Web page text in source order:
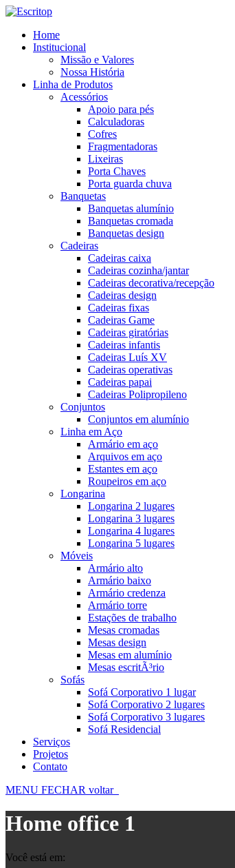
Home
Institucional
Missão e Valores
Nossa História
Linha de Produtos
Acessórios
Apoio para pés
Calculadoras
Cofres
Fragmentadoras
Lixeiras
Porta Chaves
Porta guarda chuva
Banquetas
Banquetas alumínio
Banquetas cromada
Banquetas design
Cadeiras
Cadeiras caixa
Cadeiras cozinha/jantar
Cadeiras decorativa/recepção
Cadeiras design
Cadeiras fixas
Cadeiras Game
Cadeiras giratórias
Cadeiras infantis
Cadeiras Luís XV
Cadeiras operativas
Cadeiras papai
Cadeiras Polipropileno
Conjuntos
Conjuntos em alumínio
Linha em Aço
Armário em aço
Arquivos em aço
Estantes em aço
Roupeiros em aço
Longarina
Longarina 2 lugares
Longarina 3 lugares
Longarina 4 lugares
Longarina 5 lugares
Móveis
Armário alto
Armário baixo
Armário credenza
Armário torre
Estações de trabalho
Mesas cromadas
Mesas design
Mesas em alumínio
Mesas escritÃ³rio
Sofás
Sofá Corporativo 1 lugar
Sofá Corporativo 2 lugares
Sofá Corporativo 3 lugares
Sofá Residencial
Serviços
Projetos
Contato
MENU FECHAR voltar
Home office 1
Você está em: